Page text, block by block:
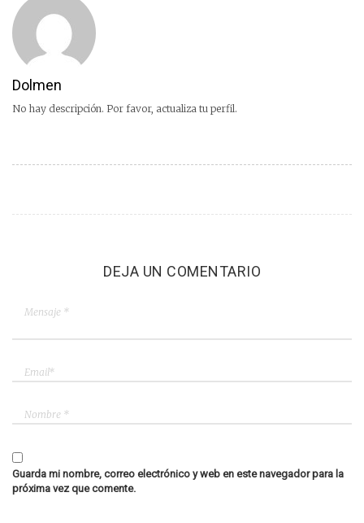
Dolmen
No hay descripción. Por favor, actualiza tu perfil.
DEJA UN COMENTARIO
Guarda mi nombre, correo electrónico y web en este navegador para la
próxima vez que comente.